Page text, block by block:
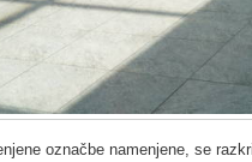
označbe namenjene, se